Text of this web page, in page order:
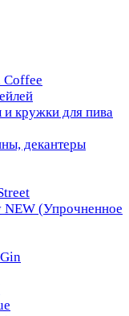
Coffee
и кружки для пива
декантеры
NEW (Упрочненное